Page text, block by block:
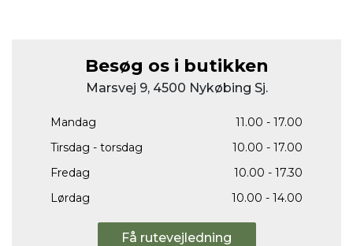
Besøg os i butikken
Marsvej 9, 4500 Nykøbing Sj.
Mandag
11.00 - 17.00
Tirsdag - torsdag
10.00 - 17.00
Fredag
10.00 - 17.30
Lørdag
10.00 - 14.00
Få rutevejledning